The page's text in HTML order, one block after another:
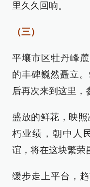
里久久回响。
（三）
平壤市区牡丹峰
的丰碑巍然矗立
后再次来到这里，
盛放的鲜花，映
朽业绩，朝中人
谊，将在这块繁荣
缓步走上平台，